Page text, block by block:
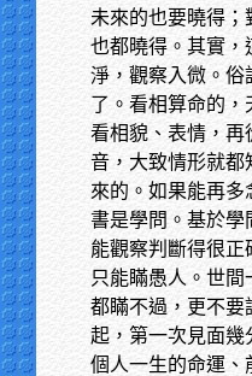
未來的也要曉得；
也都曉得。其實，
淨，觀察入微。俗
了。看相算命的
看相貌、表情，再
音，大致情形就都
來的。如果能再多
書是學問。基於學
能觀察判斷得很正
只能瞞愚人。世
都瞞不過，更不要
起，第一次見面幾
個人一生的命運、